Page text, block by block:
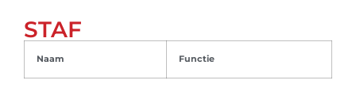
STAF
Naam Functie